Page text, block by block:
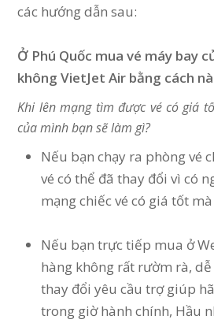
các hướng dẫn sau:
Ở Phú Quốc mua vé máy bay
không VietJet Air bằng cách
Khi lên mạng tìm được vé có giá
của mình bạn sẽ làm gì?
Nếu bạn chạy ra phòng vé
vé có thể đã thay đổi vì có
mạng chiếc vé có giá tốt
Nếu bạn trực tiếp mua ở
hàng không rất rườm rà,
thay đổi yêu cầu trợ giúp
trong giờ hành chính, Hầu